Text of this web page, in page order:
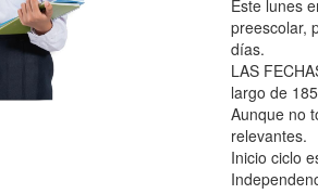
Este lunes
preescolar,
días.
LAS
largo de
Aunque no
relevantes.
Inicio ciclo